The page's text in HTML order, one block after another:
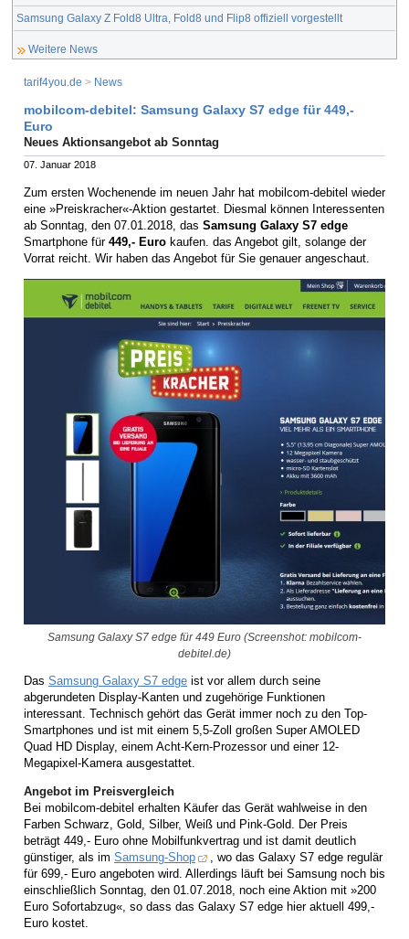
Samsung Galaxy Z Fold8 Ultra, Fold8 und Flip8 offiziell vorgestellt
Weitere News
tarif4you.de > News
mobilcom-debitel: Samsung Galaxy S7 edge für 449,-
Euro
Neues Aktionsangebot ab Sonntag
07. Januar 2018
Zum ersten Wochenende im neuen Jahr hat mobilcom-debitel wieder
eine »Preiskracher«-Aktion gestartet. Diesmal können Interessenten
ab Sonntag, den 07.01.2018, das Samsung Galaxy S7 edge
Smartphone für 449,- Euro kaufen. das Angebot gilt, solange der
Vorrat reicht. Wir haben das Angebot für Sie genauer angeschaut.
Samsung Galaxy S7 edge für 449 Euro (Screenshot: mobilcom-
debitel.de)
Das Samsung Galaxy S7 edge ist vor allem durch seine
abgerundeten Display-Kanten und zugehörige Funktionen
interessant. Technisch gehört das Gerät immer noch zu den Top-
Smartphones und ist mit einem 5,5-Zoll großen Super AMOLED
Quad HD Display, einem Acht-Kern-Prozessor und einer 12-
Megapixel-Kamera ausgestattet.
Angebot im Preisvergleich
Bei mobilcom-debitel erhalten Käufer das Gerät wahlweise in den
Farben Schwarz, Gold, Silber, Weiß und Pink-Gold. Der Preis
beträgt 449,- Euro ohne Mobilfunkvertrag und ist damit deutlich
günstiger, als im Samsung-Shop
, wo das Galaxy S7 edge regulär
für 699,- Euro angeboten wird. Allerdings läuft bei Samsung noch bis
einschließlich Sonntag, den 01.07.2018, noch eine Aktion mit »200
Euro Sofortabzug«, so dass das Galaxy S7 edge hier aktuell 499,-
Euro kostet.